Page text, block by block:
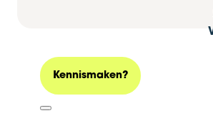
Kennismaken?